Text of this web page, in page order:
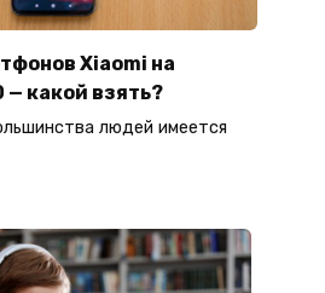
Xiaomi на
— какой взять?
людей имеется